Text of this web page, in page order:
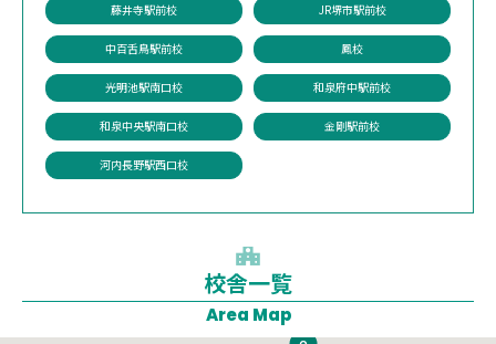
藤井寺駅前校 JR堺市駅前校
中百舌鳥駅前校 鳳校
光明池駅南口校 和泉府中駅前校
和泉中央駅南口校 金剛駅前校
河内長野駅西口校
校舎一覧
Area Map
1